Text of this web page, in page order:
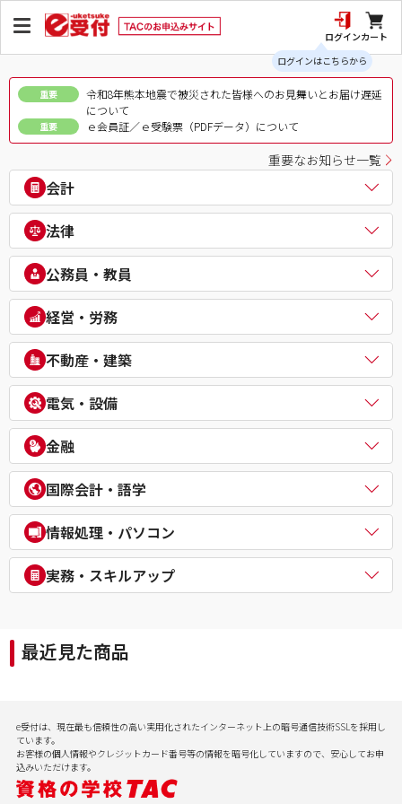
ログイン
ログインはこちらから
カート
重要
令和8年熊本地震で被災された皆様へのお見舞いとお届け遅延
について
重要 ｅ会員証／ｅ受験票（PDFデータ）について
重要なお知らせ一覧
会計
公認会計士
税理士
簿記検定（日商・全経上級）
ビジネス会計検定®
建設業経理士検定
IPO実務検定
財務報告実務検定
経理・財務スキル検定（FASS）
簿記チャンピオン大会
法律
司法書士
行政書士
弁理士
通関士
ビジネス実務法務検定試験®
知的財産管理技能検定®
公務員・教員
公務員（地方上級・市役所・国家一般職）
理系公務員（技術職）
公務員（心理系）
警察官・消防官
公務員（国家総合職）
公務員（外交官 (外務省専門職)）
公務員（経験者採用・氷河期採用）
教員採用試験
教員資格認定試験
経営・労務
社会保険労務士
衛生管理者
中小企業診断士
ビジネスマネジャー検定試験®
統計検定®/ビジネス数学検定・数学検定・算数検定
企業経営アドバイザー
ＤＸ経営アドバイザー
経営承継アドバイザー
事業再生士補
不動産・建築
不動産鑑定士
宅地建物取引士
建築士
１級建築施工管理技士
マンション管理士／管理業務主任者
賃貸不動産経営管理士
１級土木施工管理技士
電気・設備
電気主任技術者（電験二種／三種）
電気工事士
危険物取扱者
消防設備士
１級電気工事施工管理技士
第三種冷凍機械責任者
二級ボイラー技士
金融
FP（ファイナンシャルプランナー）
証券アナリスト
CFA®
証券外務員
プライベートバンカー(PB)
DCプランナー
貸金業務取扱主任者
国際会計・語学
米国公認会計士（USCPA）
米国税理士（EA）
米国公認管理会計士（USCMA）
公認内部監査人（CIA）
TOEIC® L&R TEST対策講座
情報処理・パソコン
情報処理
パソコンスクール（パソコンビジネススキル・MOS・VBA・Jav
実務・スキルアップ
病院経営実務
社会保険労務士実務
記憶力（アクティブ・ブレイン）
会計実務
最近見た商品
e受付は、現在最も信頼性の高い実用化されたインターネット上の暗号通信技術SSLを採用し
ています。
お客様の個人情報やクレジットカード番号等の情報を暗号化していますので、安心してお申
込みいただけます。